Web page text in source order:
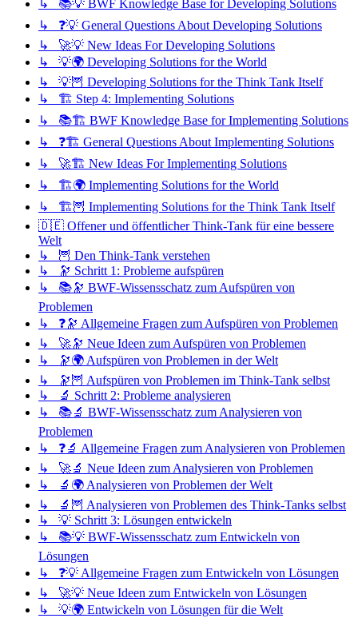
↳ 📚💡 BWF Knowledge Base for Developing Solutions
↳ ❓💡 General Questions About Developing Solutions
↳ 🚀💡 New Ideas For Developing Solutions
↳ 💡🌍 Developing Solutions for the World
↳ 💡🦉 Developing Solutions for the Think Tank Itself
↳ 🏗️ Step 4: Implementing Solutions
↳ 📚🏗️ BWF Knowledge Base for Implementing Solutions
↳ ❓🏗️ General Questions About Implementing Solutions
↳ 🚀🏗️ New Ideas For Implementing Solutions
↳ 🏗️🌍 Implementing Solutions for the World
↳ 🏗️🦉 Implementing Solutions for the Think Tank Itself
🇩🇪 Offener und öffentlicher Think-Tank für eine bessere
Welt
↳ 🦉 Den Think-Tank verstehen
↳ 🔭 Schritt 1: Probleme aufspüren
↳ 📚🔭 BWF-Wissensschatz zum Aufspüren von
Problemen
↳ ❓🔭 Allgemeine Fragen zum Aufspüren von Problemen
↳ 🚀🔭 Neue Ideen zum Aufspüren von Problemen
↳ 🔭🌍 Aufspüren von Problemen in der Welt
↳ 🔭🦉 Aufspüren von Problemen im Think-Tank selbst
↳ 🔬 Schritt 2: Probleme analysieren
↳ 📚🔬 BWF-Wissensschatz zum Analysieren von
Problemen
↳ ❓🔬 Allgemeine Fragen zum Analysieren von Problemen
↳ 🚀🔬 Neue Ideen zum Analysieren von Problemen
↳ 🔬🌍 Analysieren von Problemen der Welt
↳ 🔬🦉 Analysieren von Problemen des Think-Tanks selbst
↳ 💡 Schritt 3: Lösungen entwickeln
↳ 📚💡 BWF-Wissensschatz zum Entwickeln von
Lösungen
↳ ❓💡 Allgemeine Fragen zum Entwickeln von Lösungen
↳ 🚀💡 Neue Ideen zum Entwickeln von Lösungen
↳ 💡🌍 Entwickeln von Lösungen für die Welt